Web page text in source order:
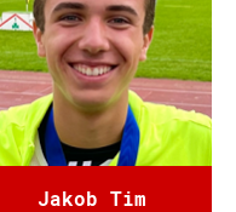
Jakob Tim